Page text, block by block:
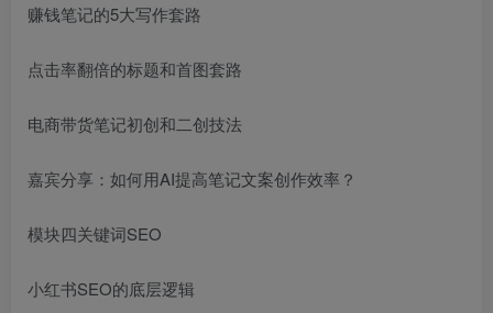
赚钱笔记的5大写作套路
点击率翻倍的标题和首图套路
电商带货笔记初创和二创技法
嘉宾分享：如何用AI提高笔记文案创作效率？
模块四关键词SEO
小红书SEO的底层逻辑